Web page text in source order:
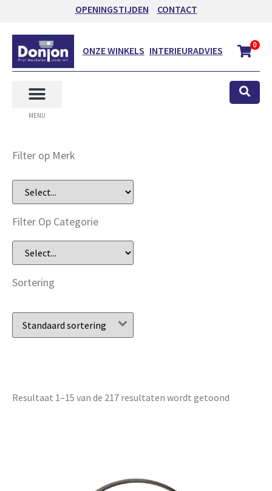
OPENINGSTIJDEN CONTACT
ONZE WINKELS INTERIEURADVIES 0
MENU
Filter op Merk
Filter Op Categorie
Sortering
Resultaat 1–15 van de 217 resultaten wordt getoond